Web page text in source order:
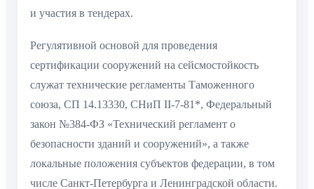
и участия в тендерах.
Регулятивной основой для проведения
сертификации сооружений на сейсмостойкость
служат технические регламенты Таможенного
союза, СП 14.13330, СНиП II-7-81*, Федеральный
закон №384-ФЗ «Технический регламент о
безопасности зданий и сооружений», а также
локальные положения субъектов федерации, в том
числе Санкт-Петербурга и Ленинградской области.